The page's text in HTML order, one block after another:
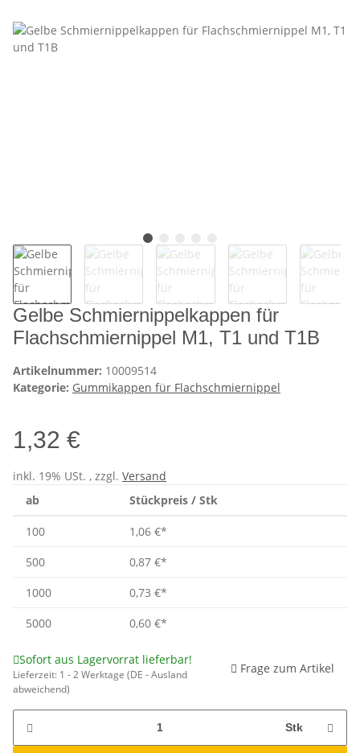
Gelbe Schmiernippelkappen für
Flachschmiernippel M1, T1 und T1B
Artikelnummer: 10009514
Kategorie: Gummikappen für Flachschmiernippel
1,32 €
inkl. 19% USt. , zzgl. Versand
ab
Stückpreis / Stk
100 1,06 €*
500
0,87 €*
1000
0,73 €*
5000
0,60 €*
Sofort aus Lagervorrat lieferbar!
Lieferzeit: 1 - 2 Werktage (DE - Ausland
abweichend)
Frage zum Artikel
Stk